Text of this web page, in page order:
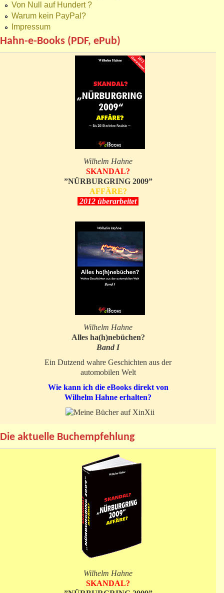
Von Null auf Hundert ?
Warum kein PayPal?
Impressum
Hahn-e-Books (PDF, ePub)
Wilhelm Hahne
SKANDAL?
”NÜRBURGRING 2009”
AFFÄRE?
2012 überarbeitet
Wilhelm Hahne
Alles ha(h)nebüchen?
Band I
Ein Dutzend wahre Geschichten aus der
automobilen Welt
Wie kann ich die eBooks direkt von
Wilhelm Hahne erhalten?
Die aktuelle Buchempfehlung
Wilhelm Hahne
SKANDAL?